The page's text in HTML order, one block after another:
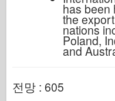
has been
the
nations
Poland,
and
전망 : 605